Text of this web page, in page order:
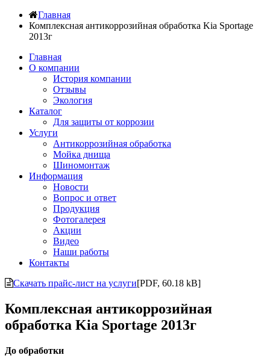
Главная
Комплексная антикоррозийная обработка Kia Sportage
2013г
Главная
О компании
История компании
Отзывы
Экология
Каталог
Для защиты от коррозии
Услуги
Антикоррозийная обработка
Мойка днища
Шиномонтаж
Информация
Новости
Вопрос и ответ
Продукция
Фотогалерея
Акции
Видео
Наши работы
Контакты
Скачать прайс-лист на услуги[PDF, 60.18 kB]
Комплексная антикоррозийная
обработка Kia Sportage 2013г
До обработки